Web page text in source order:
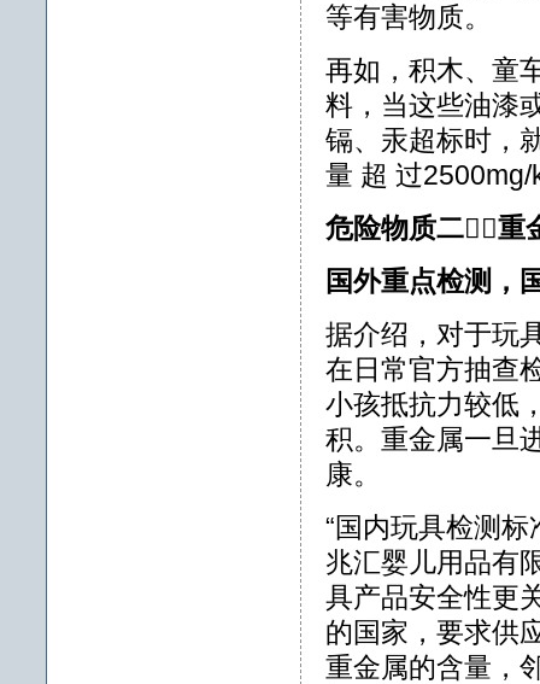
等有害物质。
再如，积木、童
料，当这些油漆
镉、汞超标时，
量 超 过
危险物质二重
国外重点检测，
据介绍，对于玩
在日常官方抽查
小孩抵抗力较低
积。重金属一旦
康。
“国内玩具检测
兆汇婴儿用品有
具产品安全性更
的国家，要求供
重金属的含量，